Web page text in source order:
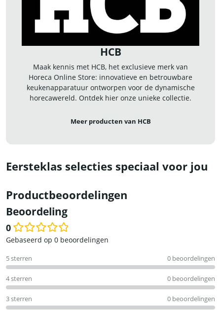
HCB
Maak kennis met HCB, het exclusieve merk van
Horeca Online Store: innovatieve en betrouwbare
keukenapparatuur ontworpen voor de dynamische
horecawereld. Ontdek hier onze unieke collectie.
Meer producten van HCB
Eersteklas selecties speciaal voor jou
Productbeoordelingen
Beoordeling
0
Waardering
uit
5
Gebaseerd op 0 beoordelingen
5 sterren 0 beoordelingen
4 sterren 0 beoordelingen
3 sterren 0 beoordelingen